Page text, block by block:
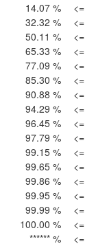
14.07 %
32.32 %
50.11 %
65.33 %
77.09 %
85.30 %
90.88 %
94.29 %
96.45 %
97.79 %
99.15 %
99.65 %
99.86 %
99.95 %
99.99 %
100.00 %
****** %
<=
<=
<=
<=
<=
<=
<=
<=
<=
<=
<=
<=
<=
<=
<=
<=
<=